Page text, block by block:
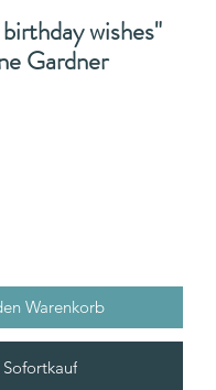
wishes"
Gardner
Warenkorb
Sofortkauf